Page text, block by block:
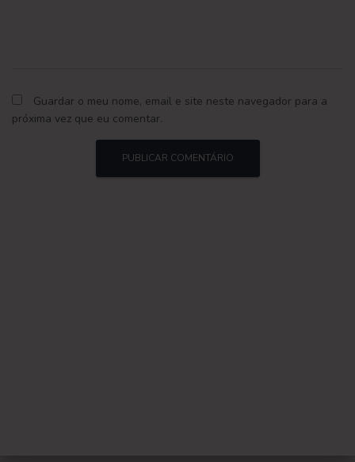
Guardar o meu nome, email e site neste navegador para a
próxima vez que eu comentar.